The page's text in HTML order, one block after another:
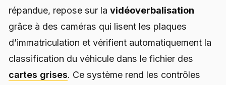
répandue, repose sur la vidéoverbalisation
grâce à des caméras qui lisent les plaques
d’immatriculation et vérifient automatiquement la
classification du véhicule dans le fichier des
cartes grises. Ce système rend les contrôles